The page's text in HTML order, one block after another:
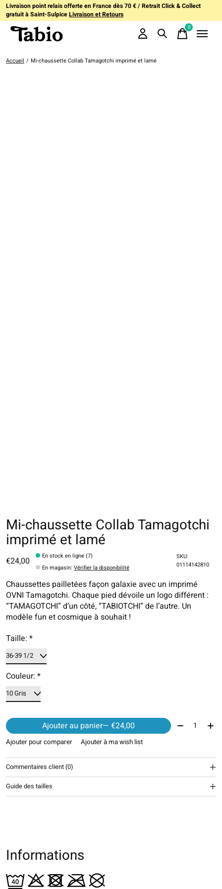
Livraison point relais offerte en France dès 70 € / Retrait Click & Collect
gratuit à Saint-SulpiceLivraison et Retours
0items
Accueil / Mi-chaussette Collab Tamagotchi imprimé et lamé
Mi-chaussette Collab Tamagotchi
imprimé et lamé
€24,00
En stock en ligne (7)
En magasin:Vérifier la disponibilité
SKU:
01114142810
Chaussettes pailletées façon galaxie avec un imprimé
OVNI Tamagotchi. Chaque pied dévoile un logo différent :
“TAMAGOTCHI” d’un côté, “TABIOTCHI” de l’autre. Un
modèle fun et cosmique à souhait !
Taille: *
Couleur: *
Ajouter au panier — €24,00 Quantité:
Ajouter pour comparer Ajouter à ma wish list
Commentaires client (0)
Guide des tailles
Informations